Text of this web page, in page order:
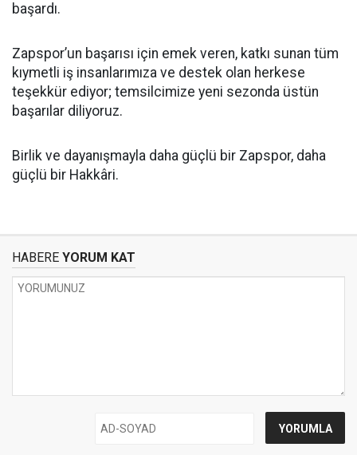
başardı.
Zapspor’un başarısı için emek veren, katkı sunan tüm
kıymetli iş insanlarımıza ve destek olan herkese
teşekkür ediyor; temsilcimize yeni sezonda üstün
başarılar diliyoruz.
Birlik ve dayanışmayla daha güçlü bir Zapspor, daha
güçlü bir Hakkâri.
HABERE YORUM KAT